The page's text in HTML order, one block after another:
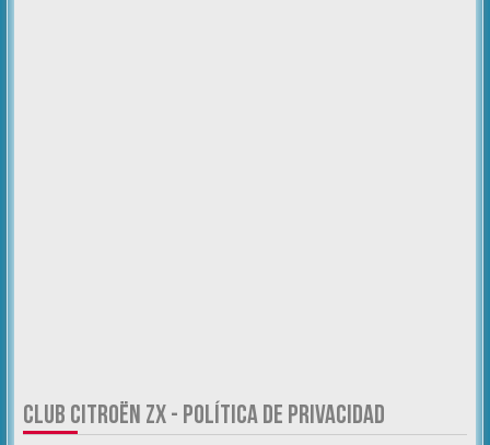
CLUB CITROËN ZX - POLÍTICA DE PRIVACIDAD